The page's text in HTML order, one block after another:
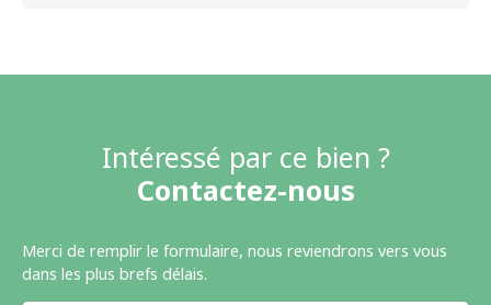
Intéressé par ce bien ?
Contactez-nous
Merci de remplir le formulaire, nous reviendrons vers vous
dans les plus brefs délais.